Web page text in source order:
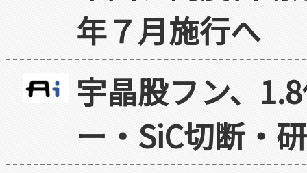
年７月施行へ
宇晶股フン、
ー・SiC切断・